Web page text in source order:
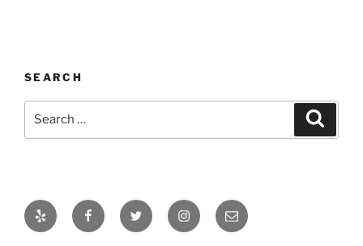
SEARCH
Yelp FacebookTwitter InstagramEmail